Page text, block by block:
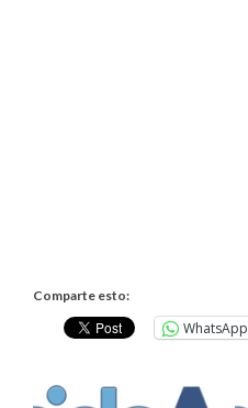
Comparte esto:
WhatsApp